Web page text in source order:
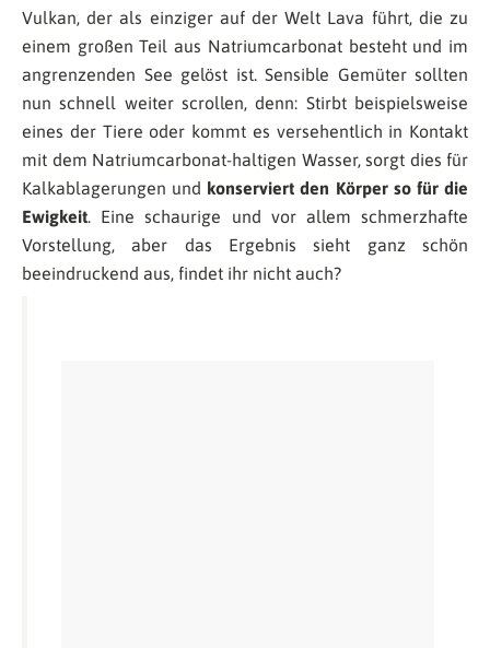
Vulkan, der als einziger auf der Welt Lava führt, die zu
einem großen Teil aus Natriumcarbonat besteht und im
angrenzenden See gelöst ist. Sensible Gemüter sollten
nun schnell weiter scrollen, denn: Stirbt beispielsweise
eines der Tiere oder kommt es versehentlich in Kontakt
mit dem Natriumcarbonat-haltigen Wasser, sorgt dies für
Kalkablagerungen und konserviert den Körper so für die
Ewigkeit. Eine schaurige und vor allem schmerzhafte
Vorstellung, aber das Ergebnis sieht ganz schön
beeindruckend aus, findet ihr nicht auch?